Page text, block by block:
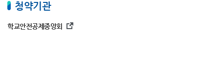
청약기관
학교안전공제중앙회